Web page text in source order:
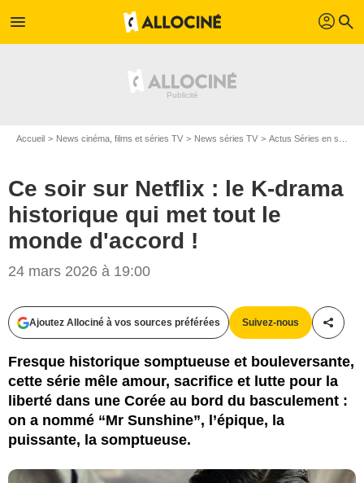
menu profil search
Accueil News cinéma, films et séries TV News séries TV Actus Séries en streaming
Ce soir sur Netflix : le K-drama
historique qui met tout le
monde d'accord !
24 mars 2026 à 19:00
Ajoutez Allociné à vos sources préférées Suivez-nous
Fresque historique somptueuse et bouleversante,
cette série mêle amour, sacrifice et lutte pour la
liberté dans une Corée au bord du basculement :
on a nommé “Mr Sunshine”, l’épique, la
puissante, la somptueuse.